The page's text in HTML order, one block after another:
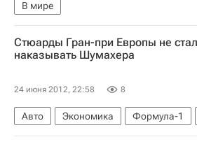
В мире
Стюарды Гран-при Европы не
наказывать Шумахера
24 июня 2012, 22:58 8
Авто Экономика Формула-1
Михаэль Шумахер